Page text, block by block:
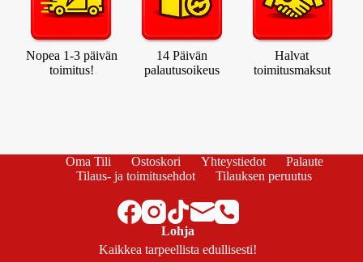
Nopea 1-3 päivän
toimitus!
14 Päivän
palautusoikeus
Halvat
toimitusmaksut
Oma Tili Ostoskori Yhteystiedot
Palaute
Tilaus- ja toimitusehdot
Tilauksen peruutus
Lohja
Kaikkea tarpeellista edullisesti!